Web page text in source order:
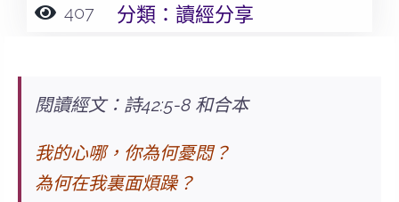
407 分類：讀經分享
閱讀經文：詩42:5-8 和合本
我的心哪，你為何憂悶？
為何在我裏面煩躁？